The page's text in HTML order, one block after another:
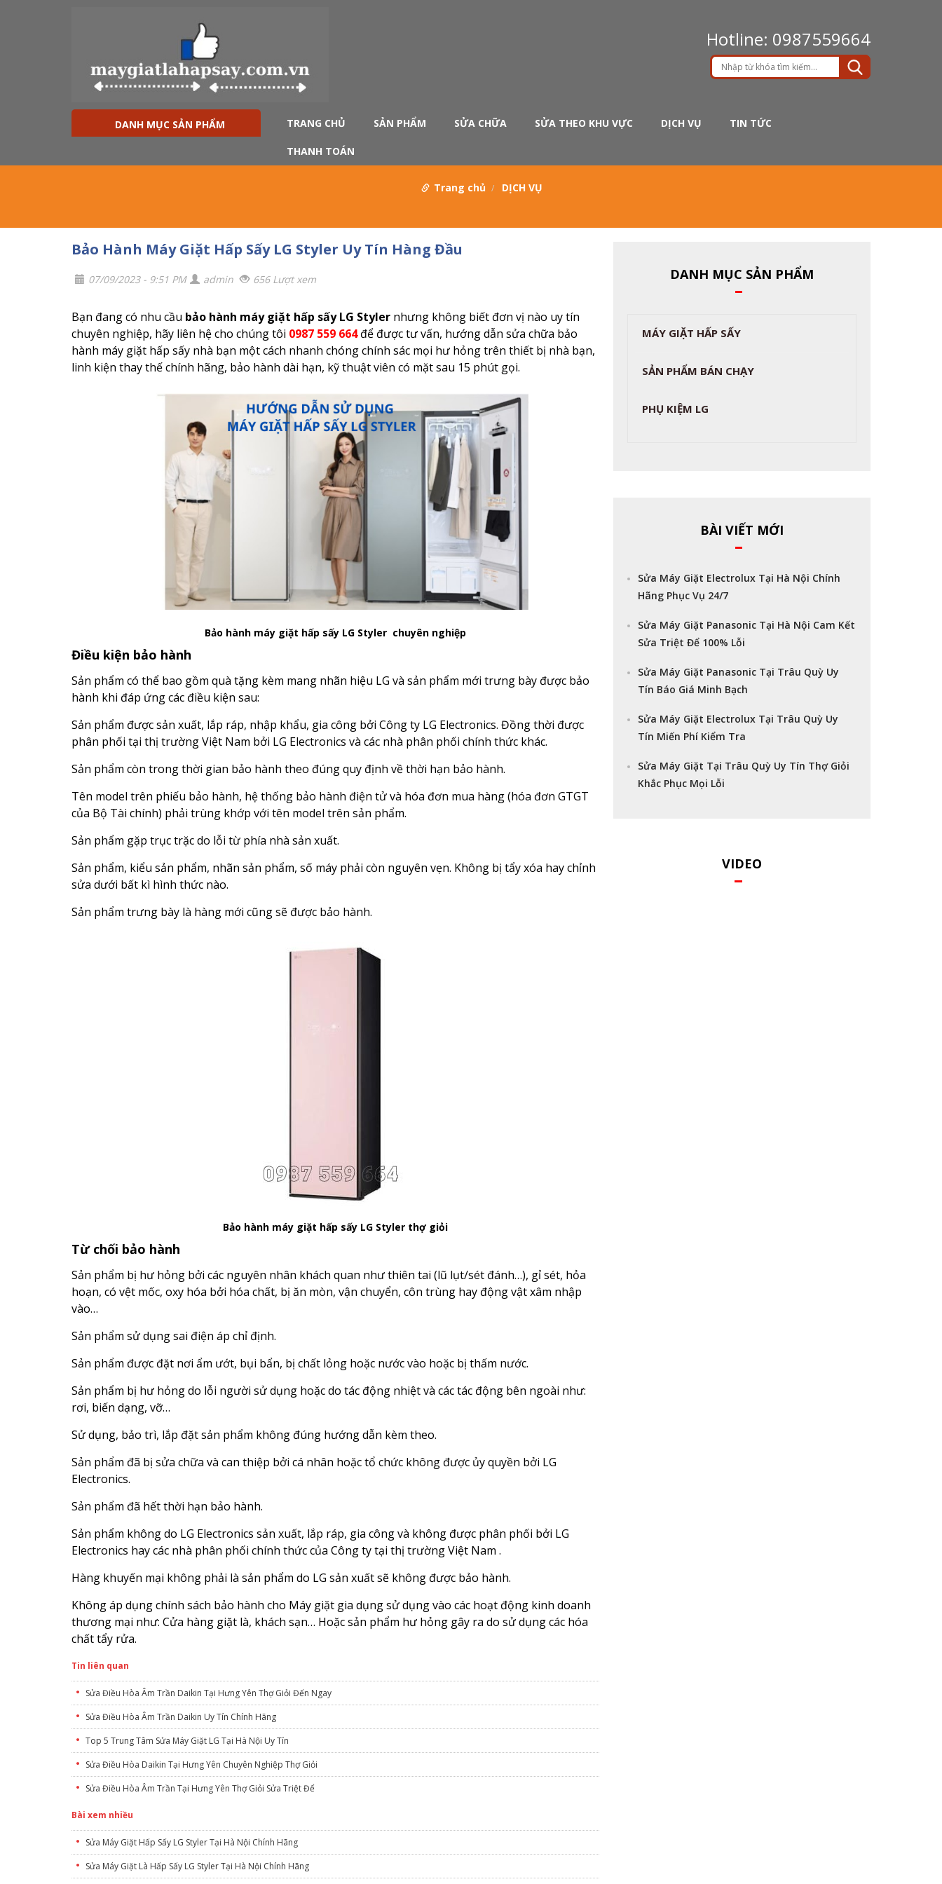
Hotline: 0987559664
DANH MỤC SẢN PHẨM TRANG CHỦ SẢN PHẨM SỬA CHỮA SỬA THEO KHU VỰC DỊCH VỤ TIN TỨC
THANH TOÁN
Trang chủ DỊCH VỤ
Bảo Hành Máy Giặt Hấp Sấy LG Styler Uy Tín Hàng Đầu
07/09/2023 - 9:51 PM admin 656 Lượt xem
Bạn đang có nhu cầu bảo hành máy giặt hấp sấy LG Styler nhưng không biết đơn vị nào uy tín
chuyên nghiệp, hãy liên hệ cho chúng tôi 0987 559 664để được tư vấn, hướng dẫn sửa chữa bảo
hành máy giặt hấp sấy nhà bạn một cách nhanh chóng chính sác mọi hư hỏng trên thiết bị nhà bạn,
linh kiện thay thế chính hãng, bảo hành dài hạn, kỹ thuật viên có mặt sau 15 phút gọi.
Bảo hành máy giặt hấp sấy LG Styler chuyên nghiệp
Điều kiện bảo hành
Sản phẩm có thể bao gồm quà tặng kèm mang nhãn hiệu LG và sản phẩm mới trưng bày được bảo
hành khi đáp ứng các điều kiện sau:
Sản phẩm được sản xuất, lắp ráp, nhập khẩu, gia công bởi Công ty LG Electronics. Đồng thời được
phân phối tại thị trường Việt Nam bởi LG Electronics và các nhà phân phối chính thức khác.
Sản phẩm còn trong thời gian bảo hành theo đúng quy định về thời hạn bảo hành.
Tên model trên phiếu bảo hành, hệ thống bảo hành điện tử và hóa đơn mua hàng (hóa đơn GTGT
của Bộ Tài chính) phải trùng khớp với tên model trên sản phẩm.
Sản phẩm gặp trục trặc do lỗi từ phía nhà sản xuất.
Sản phẩm, kiểu sản phẩm, nhãn sản phẩm, số máy phải còn nguyên vẹn. Không bị tẩy xóa hay chỉnh
sửa dưới bất kì hình thức nào.
Sản phẩm trưng bày là hàng mới cũng sẽ được bảo hành.
Bảo hành máy giặt hấp sấy LG Styler thợ giỏi
Từ chối bảo hành
Sản phẩm bị hư hỏng bởi các nguyên nhân khách quan như thiên tai (lũ lụt/sét đánh…), gỉ sét, hỏa
hoạn, có vệt mốc, oxy hóa bởi hóa chất, bị ăn mòn, vận chuyển, côn trùng hay động vật xâm nhập
vào…
Sản phẩm sử dụng sai điện áp chỉ định.
Sản phẩm được đặt nơi ẩm ướt, bụi bẩn, bị chất lỏng hoặc nước vào hoặc bị thấm nước.
Sản phẩm bị hư hỏng do lỗi người sử dụng hoặc do tác động nhiệt và các tác động bên ngoài như:
rơi, biến dạng, vỡ…
Sử dụng, bảo trì, lắp đặt sản phẩm không đúng hướng dẫn kèm theo.
Sản phẩm đã bị sửa chữa và can thiệp bởi cá nhân hoặc tổ chức không được ủy quyền bởi LG
Electronics.
Sản phẩm đã hết thời hạn bảo hành.
Sản phẩm không do LG Electronics sản xuất, lắp ráp, gia công và không được phân phối bởi LG
Electronics hay các nhà phân phối chính thức của Công ty tại thị trường Việt Nam .
Hàng khuyến mại không phải là sản phẩm do LG sản xuất sẽ không được bảo hành.
Không áp dụng chính sách bảo hành cho Máy giặt gia dụng sử dụng vào các hoạt động kinh doanh
thương mại như: Cửa hàng giặt là, khách sạn… Hoặc sản phẩm hư hỏng gây ra do sử dụng các hóa
chất tẩy rửa.
Tin liên quan
Sửa Điều Hòa Âm Trần Daikin Tại Hưng Yên Thợ Giỏi Đến Ngay
Sửa Điều Hòa Âm Trần Daikin Uy Tín Chính Hãng
Top 5 Trung Tâm Sửa Máy Giặt LG Tại Hà Nội Uy Tín
Sửa Điều Hòa Daikin Tại Hưng Yên Chuyên Nghiệp Thợ Giỏi
Sửa Điều Hòa Âm Trần Tại Hưng Yên Thợ Giỏi Sửa Triệt Để
Bài xem nhiều
Sửa Máy Giặt Hấp Sấy LG Styler Tại Hà Nội Chính Hãng
Sửa Máy Giặt Là Hấp Sấy LG Styler Tại Hà Nội Chính Hãng
DANH MỤC SẢN PHẨM
MÁY GIẶT HẤP SẤY
SẢN PHẨM BÁN CHẠY
PHỤ KIỆM LG
BÀI VIẾT MỚI
Sửa Máy Giặt Electrolux Tại Hà Nội Chính
Hãng Phục Vụ 24/7
Sửa Máy Giặt Panasonic Tại Hà Nội Cam Kết
Sửa Triệt Để 100% Lỗi
Sửa Máy Giặt Panasonic Tại Trâu Quỳ Uy
Tín Báo Giá Minh Bạch
Sửa Máy Giặt Electrolux Tại Trâu Quỳ Uy
Tín Miến Phí Kiểm Tra
Sửa Máy Giặt Tại Trâu Quỳ Uy Tín Thợ Giỏi
Khắc Phục Mọi Lỗi
VIDEO